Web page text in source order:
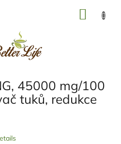
45000 mg/100
tuků, redukce